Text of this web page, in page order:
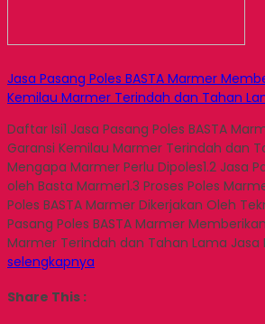
Jasa Pasang Poles BASTA Marmer
Kemilau Marmer Terindah dan Tahan
Daftar Isi1 Jasa Pasang Poles BASTA
Garansi Kemilau Marmer Terindah dan
Mengapa Marmer Perlu Dipoles1.2 Jasa
oleh Basta Marmer1.3 Proses Poles
Poles BASTA Marmer Dikerjakan Oleh
Pasang Poles BASTA Marmer
Marmer Terindah dan Tahan Lama Jasa
selengkapnya
Share This :